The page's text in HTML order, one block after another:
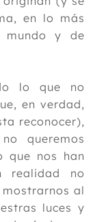
en lo más
mundo y de
lo que no
en verdad,
reconocer),
queremos
que nos han
realidad no
al
luces y